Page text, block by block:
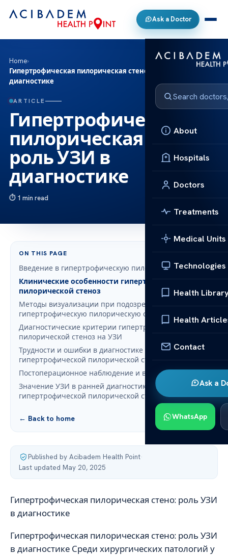
Ask a Doctor
About
Hospitals
Doctors
Treatments
Medical Units
Technologies
Health
Health
Contact
Ask a
WhatsApp
Home›
Гипертрофическая пилорическая стено: роль УЗИ в
диагностике
ARTICLE
Гипертрофическая
пилорическая стено:
роль УЗИ в
диагностике
1 min read
ON THIS PAGE
Введение в гипертрофическую пилорическую стеноз
Клинические особенности гипертрофической
пилорической стеноз
Методы визуализации при подозрении на
гипертрофическую пилорическую стеноз
Диагностические критерии гипертрофической
пилорической стеноз на УЗИ
Трудности и ошибки в диагностике
гипертрофической пилорической стеноз
Постоперационное наблюдение и визуализация
Значение УЗИ в ранней диагностике
гипертрофической пилорической стеноз
← Back to home
Published by Acibadem Health Point·
Last updated May 20, 2025
Гипертрофическая пилорическая стено: роль УЗИ
в диагностике
Гипертрофическая пилорическая стено: роль УЗИ
в диагностике Среди хирургических патологий у